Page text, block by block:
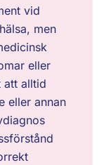
vid
men
eller
att alltid
eller annan